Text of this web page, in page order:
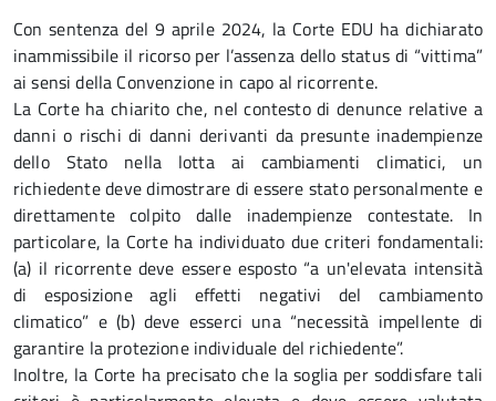
Con sentenza del 9 aprile 2024, la Corte EDU ha dichiarato
inammissibile il ricorso per l’assenza dello status di “vittima”
ai sensi della Convenzione in capo al ricorrente.
La Corte ha chiarito che, nel contesto di denunce relative a
danni o rischi di danni derivanti da presunte inadempienze
dello Stato nella lotta ai cambiamenti climatici, un
richiedente deve dimostrare di essere stato personalmente e
direttamente colpito dalle inadempienze contestate. In
particolare, la Corte ha individuato due criteri fondamentali:
(a) il ricorrente deve essere esposto “a un'elevata intensità
di esposizione agli effetti negativi del cambiamento
climatico” e (b) deve esserci una “necessità impellente di
garantire la protezione individuale del richiedente”.
Inoltre, la Corte ha precisato che la soglia per soddisfare tali